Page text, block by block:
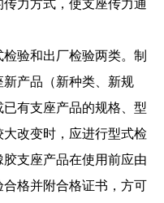
力方式，使支座传力通
验和出厂检验两类。制
产品（新种类、新规
有支座产品的规格、型
改变时，应进行型式检
支座产品在使用前应由
格并附合格证书，方可